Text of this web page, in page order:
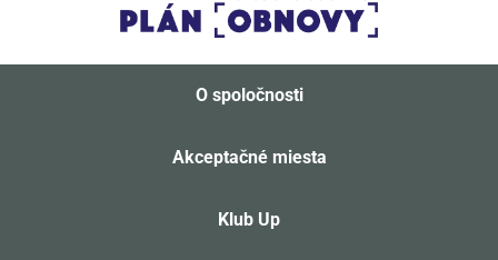
O spoločnosti
Akceptačné miesta
Klub Up